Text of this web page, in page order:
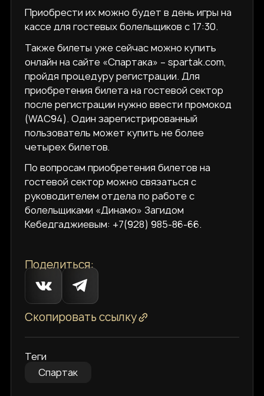
Приобрести их можно будет в день игры на
кассе для гостевых болельщиков с 17:30.
Также билеты уже сейчас можно купить
онлайн на сайте «Спартака» – spartak.com,
пройдя процедуру регистрации. Для
приобретения билета на гостевой сектор
после регистрации нужно ввести промокод
(WAC94). Один зарегистрированный
пользователь может купить не более
четырех билетов.
По вопросам приобретения билетов на
гостевой сектор можно связаться с
руководителем отдела по работе с
болельщиками «Динамо» Загидом
Кебедгаджиевым: +7(928) 985-86-66.
Поделиться:
Скопировать ссылку
Теги
Спартак